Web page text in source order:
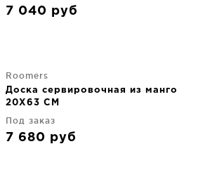
7 040 руб
Roomers
Доска сервировочная из манго
20X63 CM
Под заказ
7 680 руб